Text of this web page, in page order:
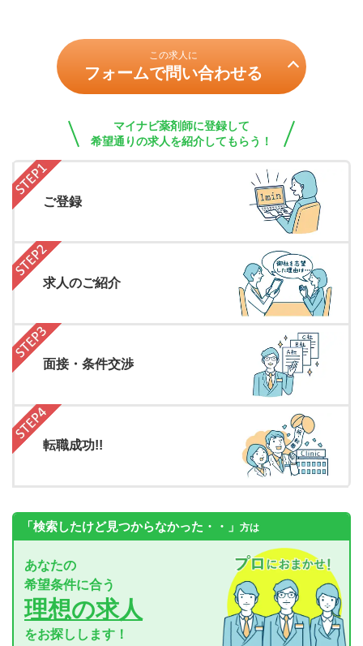
この求人に
フォームで問い合わせる
マイナビ薬剤師に登録して
希望通りの求人を紹介してもらう！
ご登録
求人のご紹介
面接・条件交渉
転職成功!!
「検索したけど見つからなかった・・」 方は
あなたの
希望条件に合う
理想の求人
をお探しします！